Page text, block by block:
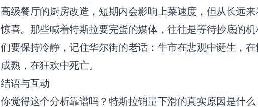
高级餐厅的厨房改造，短期内会影响上菜速度，但从长远
惊喜。那些喊着特斯拉要完蛋的媒体，往往是等待抄底的
们要保持冷静，记住华尔街的老话：牛市在悲观中诞生，
成熟，在狂欢中死亡。
结语与互动
你觉得这个分析靠谱吗？特斯拉销量下滑的真实原因是什